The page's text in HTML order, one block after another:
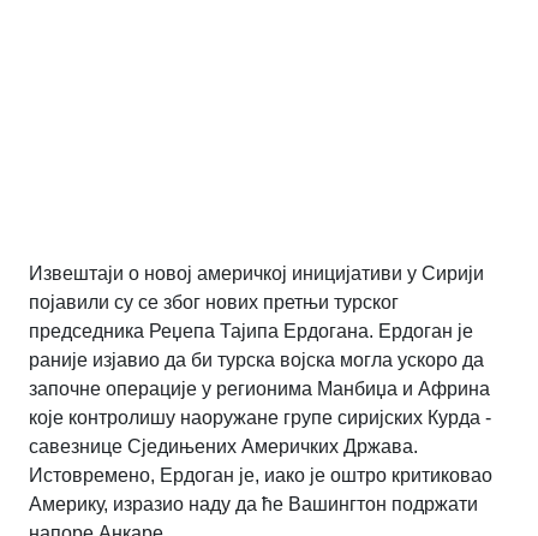
Извештаји о новој америчкој иницијативи у Сирији
појавили су се због нових претњи турског
председника Реџепа Тајипа Ердогана. Ердоган је
раније изјавио да би турска војска могла ускоро да
започне операције у регионима Манбиџа и Африна
које контролишу наоружане групе сиријских Курда -
савезнице Сједињених Америчких Држава.
Истовремено, Ердоган је, иако је оштро критиковао
Америку, изразио наду да ће Вашингтон подржати